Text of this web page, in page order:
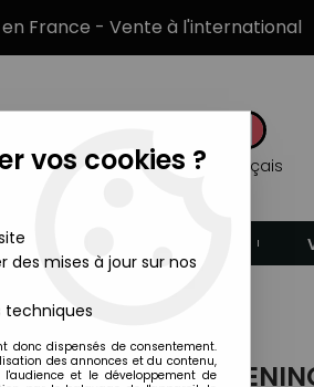
France - Vente à l'international
Français
- ENCHANTED
vos cookies ?
mises à jour sur nos
techniques
donc dispensés de consentement.
des annonces et du contenu,
et le développement de